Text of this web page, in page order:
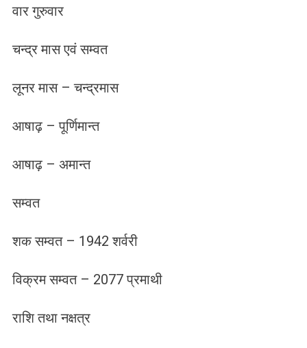
वार गुरुवार
चन्द्र मास एवं सम्वत
लूनर मास – चन्द्रमास
आषाढ़ – पूर्णिमान्त
आषाढ़ – अमान्त
सम्वत
शक सम्वत – 1942 शर्वरी
विक्रम सम्वत – 2077 प्रमाथी
राशि तथा नक्षत्र